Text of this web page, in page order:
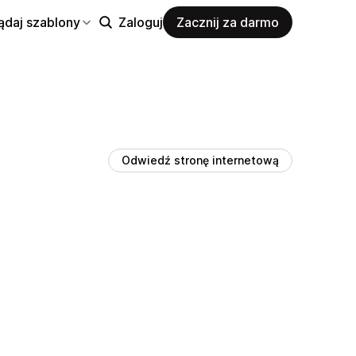
szablony Zaloguj Zacznij za darmo
Odwiedź stronę internetową